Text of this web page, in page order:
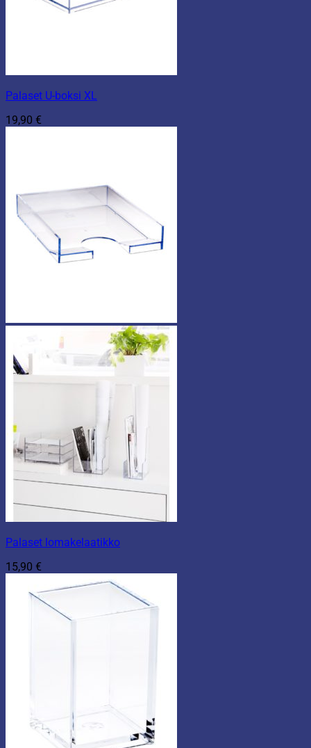
Palaset U-boksi XL
19,90 €
Palaset lomakelaatikko
15,90 €